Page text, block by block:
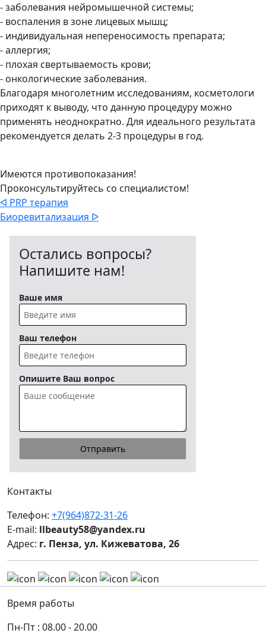
- заболевания нейромышечной системы;
- воспаления в зоне лицевых мышц;
- индивидуальная непереносимость препарата;
- аллергия;
- плохая свертываемость крови;
- онкологические заболевания.
Благодаря многолетним исследованиям, косметологи
приходят к выводу, что данную процедуру можно
применять неоднократно. Для идеального результата
рекомендуется делать 2-3 процедуры в год.
Имеются противопоказания!
Проконсультируйтесь со специалистом!
ᐊ PRP терапия
Биоревитализация ᐅ
Остались вопросы?
Напишите нам!
Ваше имя
Ваш телефон
Опишите Ваш вопрос
Время работы
Пн-Пт : 08.00 - 20.00
Контакты
Телефон: +7(964)872-31-26
E-mail: llbeauty58@yandex.ru
Адрес: г. Пенза, ул. Кижеватова, 26